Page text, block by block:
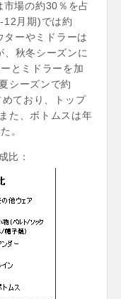
場の約30％を占
12月期)では約
ーやミドラーは
秋冬シーズンに
とミドラーを加
シーズンで約
ており、トップ
た、ボトムスは年
。
比：